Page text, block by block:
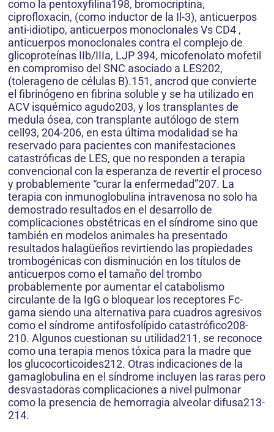
como la pentoxyfilina198, bromocriptina,
ciprofloxacin, (como inductor de la Il-3), anticuerpos
anti-idiotipo, anticuerpos monoclonales Vs CD4 ,
anticuerpos monoclonales contra el complejo de
glicoproteínas IIb/IIIa, LJP 394, micofenolato mofetil
en compromiso del SNC asociado a LES202,
(tolerageno de células B).151, ancrod que convierte
el fibrinógeno en fibrina soluble y se ha utilizado en
ACV isquémico agudo203, y los transplantes de
medula ósea, con transplante autólogo de stem
cell93, 204-206, en esta última modalidad se ha
reservado para pacientes con manifestaciones
catastróficas de LES, que no responden a terapia
convencional con la esperanza de revertir el proceso
y probablemente “curar la enfermedad”207. La
terapia con inmunoglobulina intravenosa no solo ha
demostrado resultados en el desarrollo de
complicaciones obstétricas en el síndrome sino que
también en modelos animales ha presentado
resultados halagüeños revirtiendo las propiedades
trombogénicas con disminución en los títulos de
anticuerpos como el tamaño del trombo
probablemente por aumentar el catabolismo
circulante de la IgG o bloquear los receptores Fc-
gama siendo una alternativa para cuadros agresivos
como el síndrome antifosfolípido catastrófico208-
210. Algunos cuestionan su utilidad211, se reconoce
como una terapia menos tóxica para la madre que
los glucocorticoides212. Otras indicaciones de la
gamaglobulina en el síndrome incluyen las raras pero
desvastadoras complicaciones a nivel pulmonar
como la presencia de hemorragia alveolar difusa213-
214.